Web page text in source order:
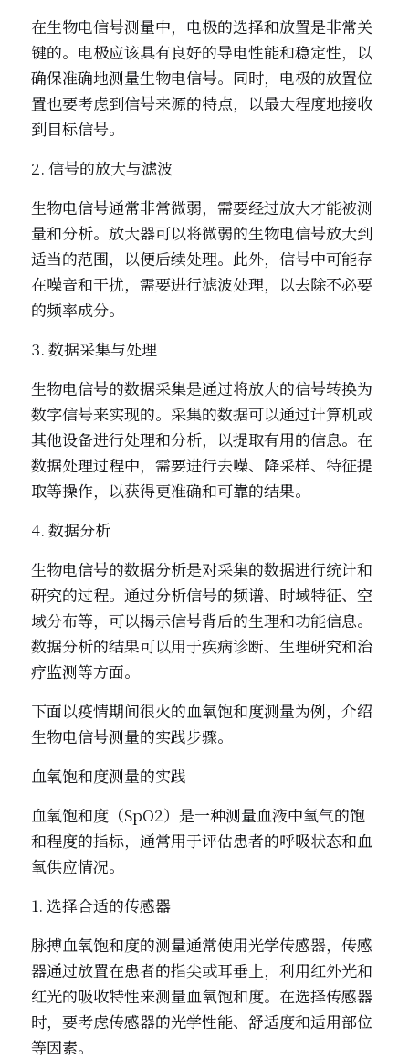
在生物电信号测量中，电极的选择和放置是非常关
键的。电极应该具有良好的导电性能和稳定性，以
确保准确地测量生物电信号。同时，电极的放置位
置也要考虑到信号来源的特点，以最大程度地接收
到目标信号。
2. 信号的放大与滤波
生物电信号通常非常微弱，需要经过放大才能被测
量和分析。放大器可以将微弱的生物电信号放大到
适当的范围，以便后续处理。此外，信号中可能存
在噪音和干扰，需要进行滤波处理，以去除不必要
的频率成分。
3. 数据采集与处理
生物电信号的数据采集是通过将放大的信号转换为
数字信号来实现的。采集的数据可以通过计算机或
其他设备进行处理和分析，以提取有用的信息。在
数据处理过程中，需要进行去噪、降采样、特征提
取等操作，以获得更准确和可靠的结果。
4. 数据分析
生物电信号的数据分析是对采集的数据进行统计和
研究的过程。通过分析信号的频谱、时域特征、空
域分布等，可以揭示信号背后的生理和功能信息。
数据分析的结果可以用于疾病诊断、生理研究和治
疗监测等方面。
下面以疫情期间很火的血氧饱和度测量为例，介绍
生物电信号测量的实践步骤。
血氧饱和度测量的实践
血氧饱和度（SpO2）是一种测量血液中氧气的饱
和程度的指标，通常用于评估患者的呼吸状态和血
氧供应情况。
1. 选择合适的传感器
脉搏血氧饱和度的测量通常使用光学传感器，传感
器通过放置在患者的指尖或耳垂上，利用红外光和
红光的吸收特性来测量血氧饱和度。在选择传感器
时，要考虑传感器的光学性能、舒适度和适用部位
等因素。